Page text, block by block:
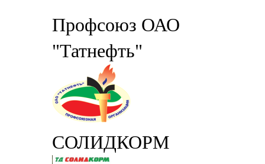
Профсоюз ОАО
"Татнефть"
СОЛИДКОРМ